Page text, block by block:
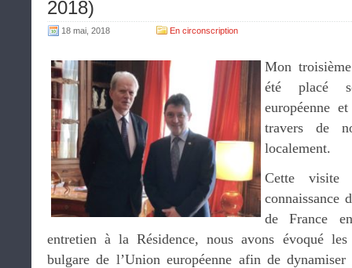
2018)
18 mai, 2018 En circonscription
Mon
été placé
européenne
travers de
localement.
Cette
connaissance
de France
entretien à la Résidence, nous avons évoqué
bulgare de l’Union européenne afin de dynamiser